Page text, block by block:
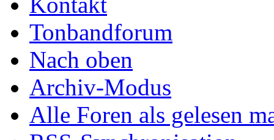
Foren-Team
Kontakt
Tonbandforum
Nach oben
Archiv-Modus